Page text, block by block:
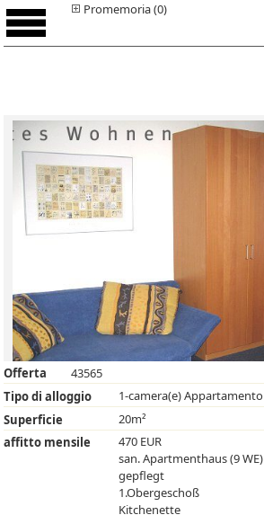
Promemoria (0)
Offerta
43565
Tipo di alloggio
1-camera(e) Appartamento
Superficie
20m²
affitto mensile
470 EUR
san. Apartmenthaus (9 WE)
gepflegt
1.Obergeschoß
Kitchenette